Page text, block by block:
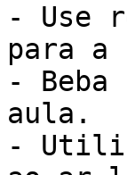
- Use
para
- Beba
aula.
-